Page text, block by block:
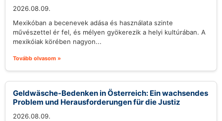
2026.08.09.
Mexikóban a becenevek adása és használata szinte
művészettel ér fel, és mélyen gyökerezik a helyi kultúrában. A
mexikóiak körében nagyon...
Tovább olvasom »
Geldwäsche-Bedenken in Österreich: Ein wachsendes
Problem und Herausforderungen für die Justiz
2026.08.09.